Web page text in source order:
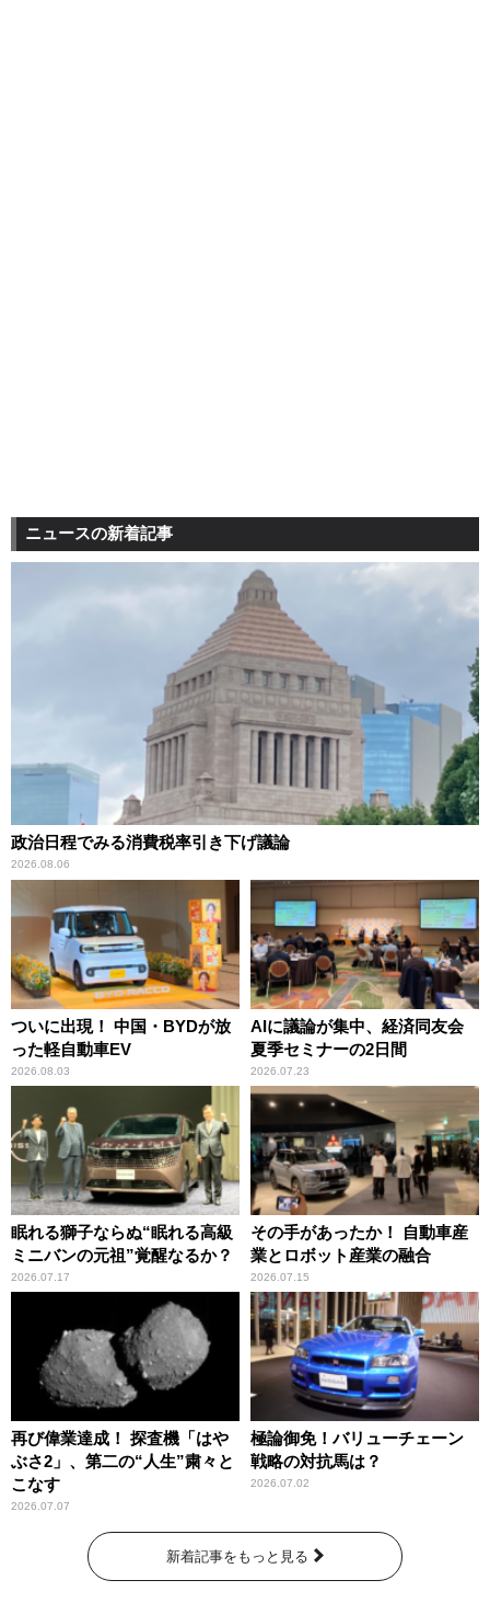
ニュースの新着記事
政治日程でみる消費税率引き下げ議論
2026.08.06
ついに出現！ 中国・BYDが放
った軽自動車EV
2026.08.03
AIに議論が集中、経済同友会
夏季セミナーの2日間
2026.07.23
眠れる獅子ならぬ“眠れる高級
ミニバンの元祖”覚醒なるか？
2026.07.17
その手があったか！ 自動車産
業とロボット産業の融合
2026.07.15
再び偉業達成！ 探査機「はや
ぶさ2」、第二の“人生”粛々と
こなす
2026.07.07
極論御免！バリューチェーン
戦略の対抗馬は？
2026.07.02
新着記事をもっと見る